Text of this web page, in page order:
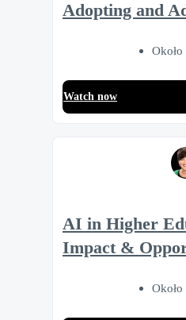
Adopting and
Watch now
AI in Higher
Impact &